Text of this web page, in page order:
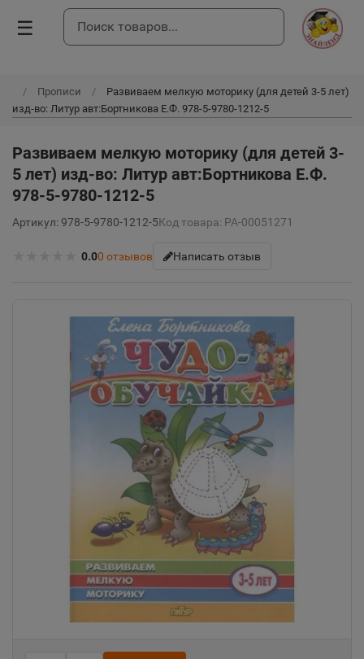
☰
Прописи
Развиваем мелкую моторику (для детей 3-5 лет)
изд-во: Литур авт:Бортникова Е.Ф. 978-5-9780-1212-5
Развиваем мелкую моторику (для детей 3-
5 лет) изд-во: Литур авт:Бортникова Е.Ф.
978-5-9780-1212-5
Артикул: 978-5-9780-1212-5Код товара: РА-00051271
0.00 отзывов Написать отзыв